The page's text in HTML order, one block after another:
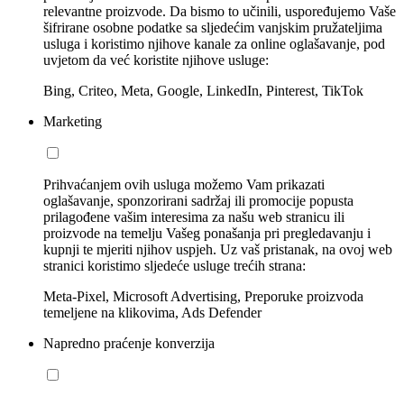
relevantne proizvode. Da bismo to učinili, uspoređujemo Vaše
šifrirane osobne podatke sa sljedećim vanjskim pružateljima
usluga i koristimo njihove kanale za online oglašavanje, pod
uvjetom da već koristite njihove usluge:
Bing, Criteo, Meta, Google, LinkedIn, Pinterest, TikTok
Marketing
Prihvaćanjem ovih usluga možemo Vam prikazati
oglašavanje, sponzorirani sadržaj ili promocije popusta
prilagođene vašim interesima za našu web stranicu ili
proizvode na temelju Vašeg ponašanja pri pregledavanju i
kupnji te mjeriti njihov uspjeh. Uz vaš pristanak, na ovoj web
stranici koristimo sljedeće usluge trećih strana:
Meta-Pixel, Microsoft Advertising, Preporuke proizvoda
temeljene na klikovima, Ads Defender
Napredno praćenje konverzija